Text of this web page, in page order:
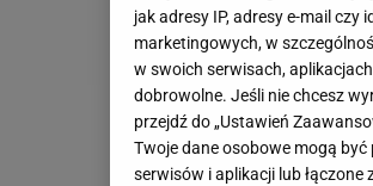
jak adresy IP, adresy e-mail
marketingowych, w
w swoich serwisach,
dobrowolne. Jeśli nie chcesz
przejdź do „Ustawień
Twoje dane osobowe mogą
serwisów i aplikacji lub